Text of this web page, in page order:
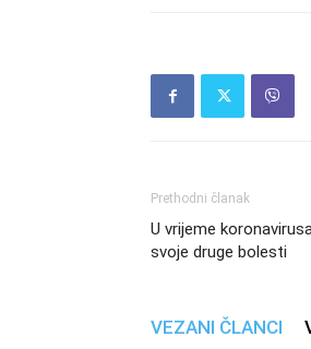
Prethodni članak
U vrijeme
svoje druge bolesti
VEZANI ČLANCI